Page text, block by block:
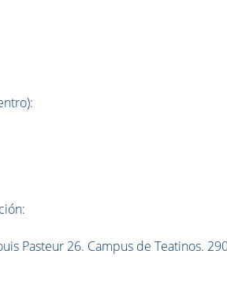
Pasteur 26. Campus de Teatinos.